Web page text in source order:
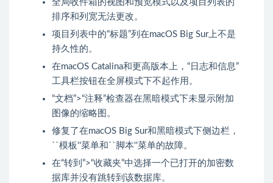
全局收件箱的视图和预览模式以及项目列表的
排序和列宽无法更改。
项目列表中的“标题”列在macOS Big Sur上不是
持久性的。
在macOS Catalina和更高版本上，“日志和信息”
工具栏按钮在全屏模式下不起作用。
“文档”>“注释”检查器在黑暗模式下未显示附加
图像的缩略图。
修复了在macOS Big Sur和黑暗模式下侧边栏，
``模板''菜单和``脚本''菜单的故障。
在“转到”>“收藏夹”中选择一个已打开的加密数
据库并没有跳转到该数据库。